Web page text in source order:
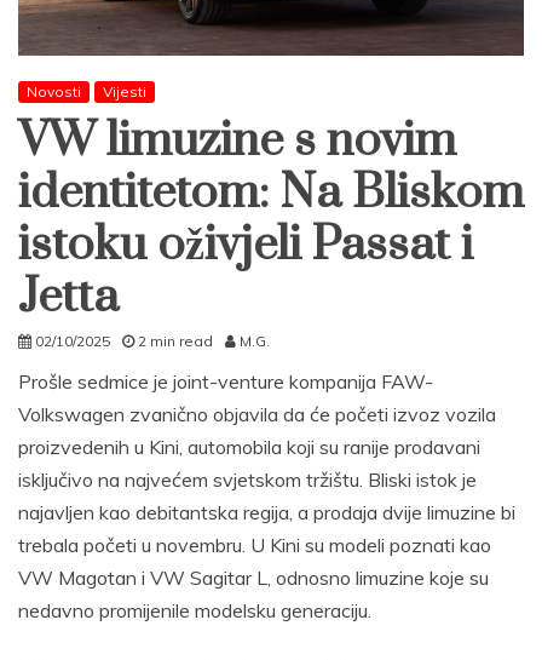
Novosti Vijesti
VW limuzine s novim
identitetom: Na Bliskom
istoku oživjeli Passat i
Jetta
02/10/2025 2 min read M.G.
Prošle sedmice je joint-venture kompanija FAW-
Volkswagen zvanično objavila da će početi izvoz vozila
proizvedenih u Kini, automobila koji su ranije prodavani
isključivo na najvećem svjetskom tržištu. Bliski istok je
najavljen kao debitantska regija, a prodaja dvije limuzine bi
trebala početi u novembru. U Kini su modeli poznati kao
VW Magotan i VW Sagitar L, odnosno limuzine koje su
nedavno promijenile modelsku generaciju.